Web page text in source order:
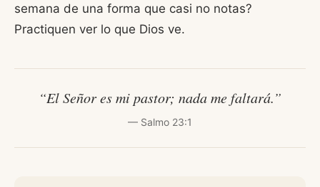
semana de una forma que casi no notas?
Practiquen ver lo que Dios ve.
“El Señor es mi pastor; nada me faltará.”
— Salmo 23:1